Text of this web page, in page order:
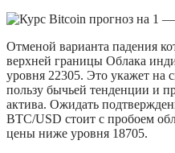
Отменой варианта падения
верхней границы Облака
уровня 22305. Это укажет на
пользу бычьей тенденции и
актива. Ожидать
BTC/USD стоит с пробоем
цены ниже уровня 18705.